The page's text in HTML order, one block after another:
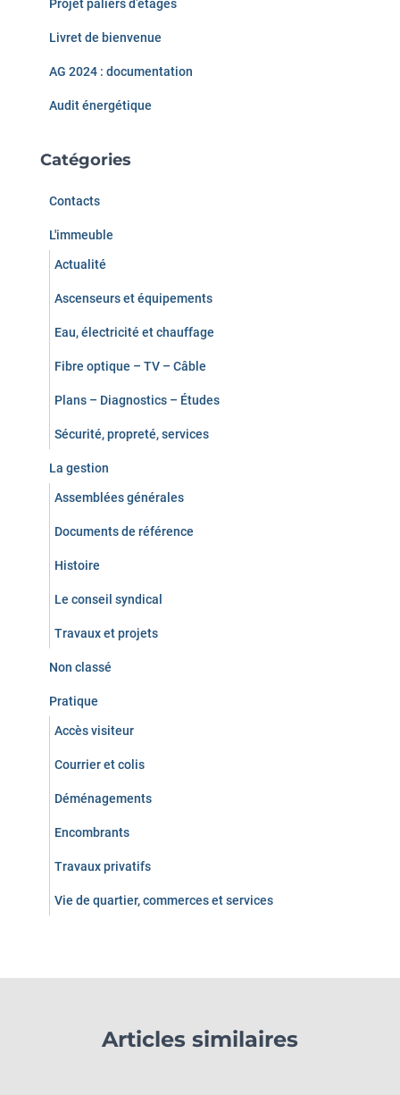
Projet paliers d’étages
Livret de bienvenue
AG 2024 : documentation
Audit énergétique
Catégories
Contacts
L'immeuble
Actualité
Ascenseurs et équipements
Eau, électricité et chauffage
Fibre optique – TV – Câble
Plans – Diagnostics – Études
Sécurité, propreté, services
La gestion
Assemblées générales
Documents de référence
Histoire
Le conseil syndical
Travaux et projets
Non classé
Pratique
Accès visiteur
Courrier et colis
Déménagements
Encombrants
Travaux privatifs
Vie de quartier, commerces et services
Articles similaires